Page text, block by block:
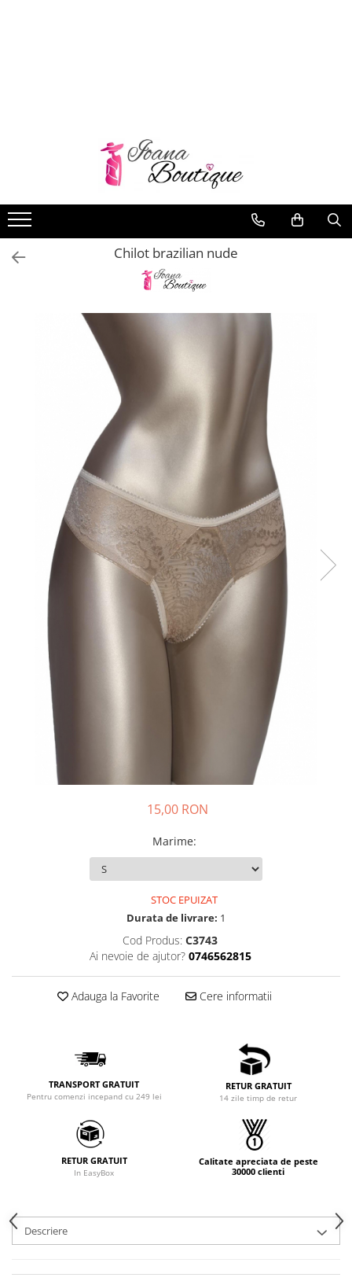
Chiloti clasici
Chiloti tanga
Compleuri & body-uriChilot brazilian nude
15,00 RON
Marime:
STOC EPUIZAT
Durata de livrare: 1
Cod Produs: C3743
Ai nevoie de ajutor? 0746562815
Adauga la Favorite Cere informatii
TRANSPORT GRATUIT
Pentru comenzi incepand cu 249 lei
RETUR GRATUIT
14 zile timp de retur
RETUR GRATUIT
In EasyBox
Calitate apreciata de peste
30000 clienti
Descriere